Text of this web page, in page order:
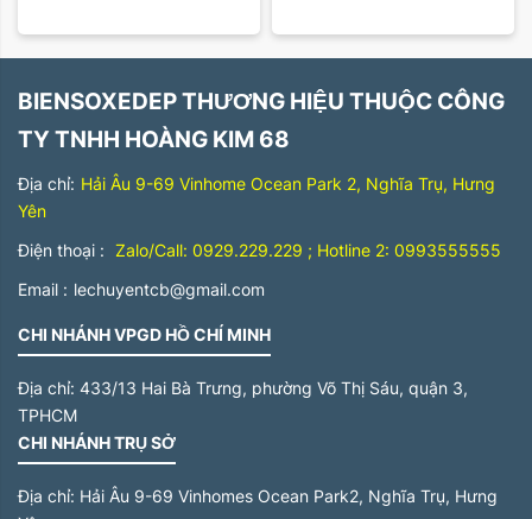
BIENSOXEDEP THƯƠNG HIỆU THUỘC CÔNG
TY TNHH HOÀNG KIM 68
Địa chỉ: Hải Âu 9-69 Vinhome Ocean Park 2, Nghĩa Trụ, Hưng
Yên
Điện thoại : Zalo/Call: 0929.229.229 ; Hotline 2: 0993555555
Email : lechuyentcb@gmail.com
CHI NHÁNH VPGD HỒ CHÍ MINH
Địa chỉ: 433/13 Hai Bà Trưng, phường Võ Thị Sáu, quận 3,
TPHCM
CHI NHÁNH TRỤ SỞ
Địa chỉ: Hải Âu 9-69 Vinhomes Ocean Park2, Nghĩa Trụ, Hưng